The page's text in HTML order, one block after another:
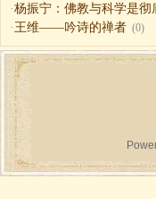
·杨振宁：佛教与科学是彻
· 王维——吟诗的禅者 (0)